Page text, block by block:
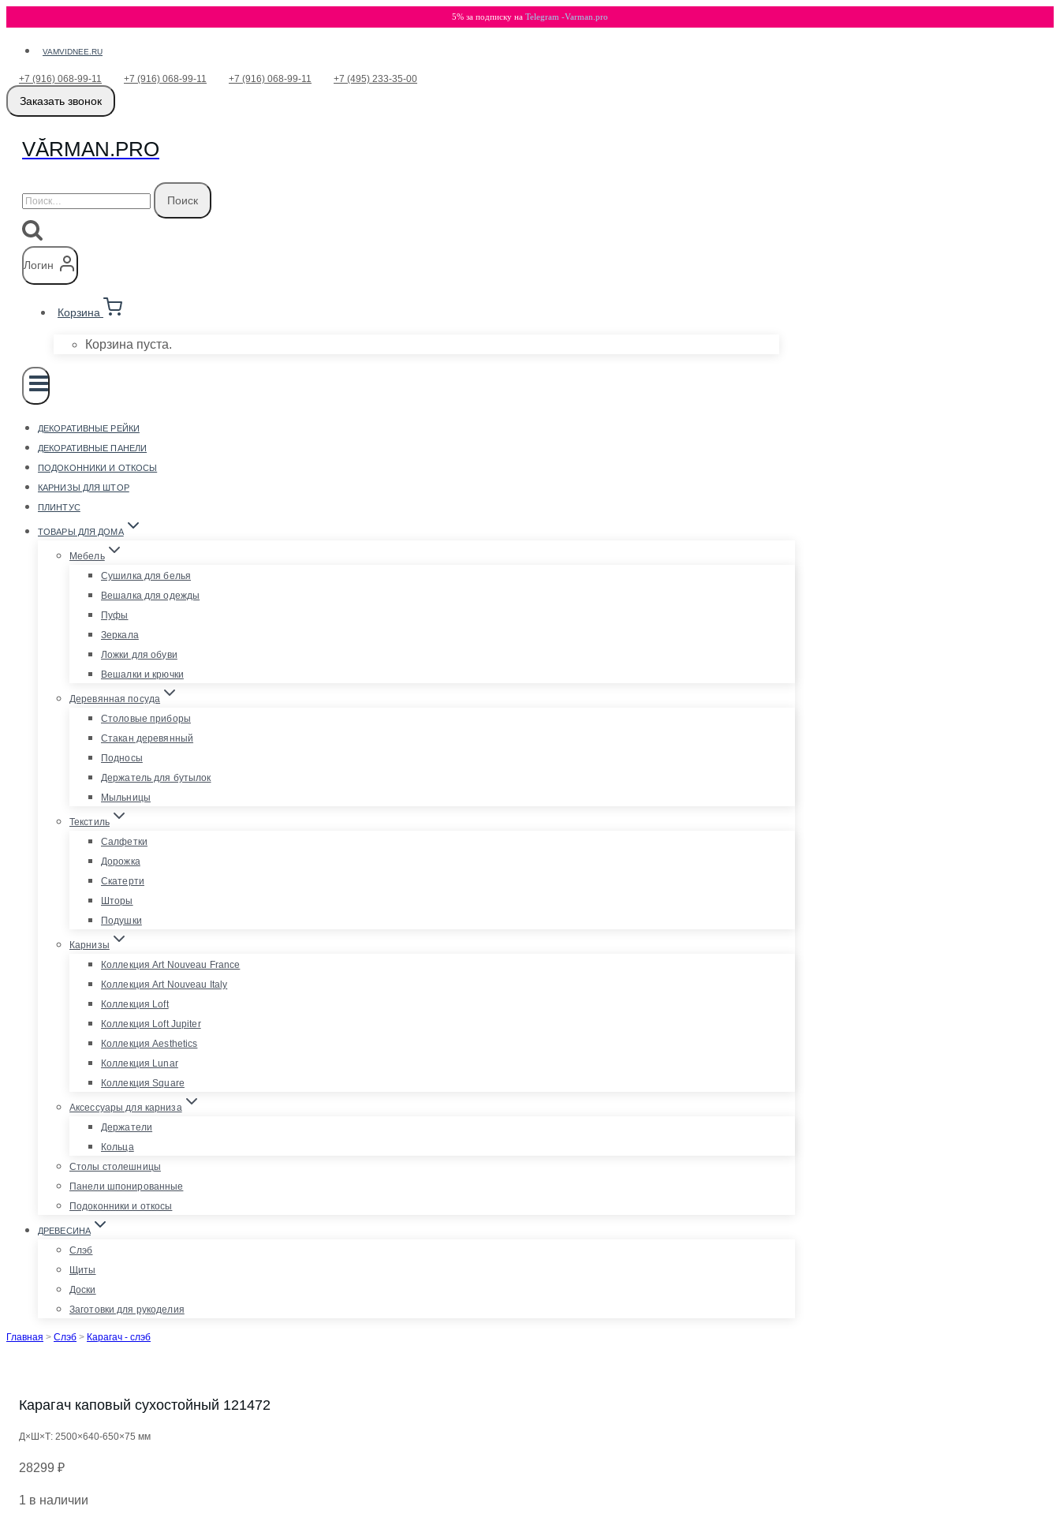
5% за подписку на Telegram -Varman.pro
Перейти
содержимому
VAMVIDNEE.RU
+7 (916) 068-99-11 +7 (916) 068-99-11 +7 (916) 068-99-11 +7 (495) 233-35-00
Заказать звонок
VӐRMAN.PRO
Найти:
Логин
Корзина
Корзина пуста.
ДЕКОРАТИВНЫЕ РЕЙКИ
ДЕКОРАТИВНЫЕ ПАНЕЛИ
ПОДОКОННИКИ И ОТКОСЫ
КАРНИЗЫ ДЛЯ ШТОР
ПЛИНТУС
ТОВАРЫ ДЛЯ ДОМА
Мебель
Сушилка для белья
Вешалка для одежды
Пуфы
Зеркала
Ложки для обуви
Вешалки и крючки
Деревянная посуда
Столовые приборы
Стакан деревянный
Подносы
Держатель для бутылок
Мыльницы
Текстиль
Салфетки
Дорожка
Скатерти
Шторы
Подушки
Карнизы
Коллекция Art Nouveau France
Коллекция Art Nouveau Italy
Коллекция Loft
Коллекция Loft Jupiter
Коллекция Aesthetics
Коллекция Lunar
Коллекция Square
Аксессуары для карниза
Держатели
Кольца
Столы столешницы
Панели шпонированные
Подоконники и откосы
ДРЕВЕСИНА
Слэб
Щиты
Доски
Заготовки для рукоделия
Главная > Слэб > Карагач - слэб
Карагач каповый сухостойный 121472
Д×Ш×Т: 2500×640-650×75 мм
28299 ₽
1 в наличии